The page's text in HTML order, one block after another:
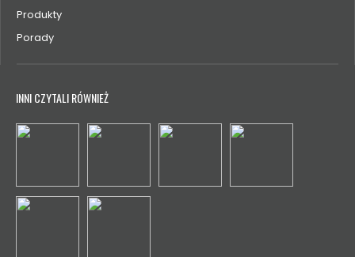
Produkty
Porady
INNI CZYTALI RÓWNIEŻ